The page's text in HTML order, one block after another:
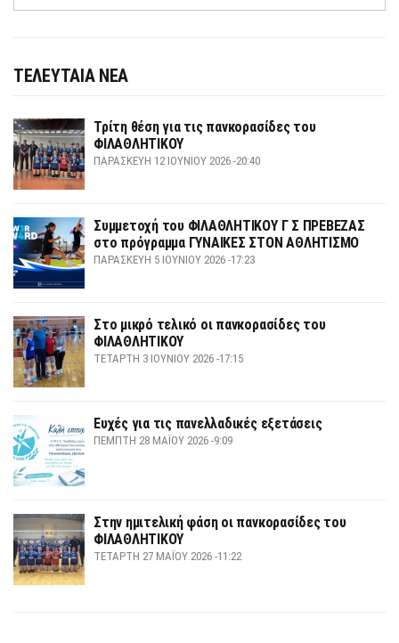
ΤΕΛΕΥΤΑΙΑ ΝΕΑ
Τρίτη θέση για τις πανκορασίδες του
ΦΙΛΑΘΛΗΤΙΚΟΥ
ΠΑΡΑΣΚΕΥΉ 12 ΙΟΥΝΊΟΥ 2026 -20:40
Συμμετοχή του ΦΙΛΑΘΛΗΤΙΚΟΥ Γ Σ ΠΡΕΒΕΖΑΣ
στο πρόγραμμα ΓΥΝΑΙΚΕΣ ΣΤΟΝ ΑΘΛΗΤΙΣΜΟ
ΠΑΡΑΣΚΕΥΉ 5 ΙΟΥΝΊΟΥ 2026 -17:23
Στο μικρό τελικό οι πανκορασίδες του
ΦΙΛΑΘΛΗΤΙΚΟΥ
ΤΕΤΆΡΤΗ 3 ΙΟΥΝΊΟΥ 2026 -17:15
Ευχές για τις πανελλαδικές εξετάσεις
ΠΈΜΠΤΗ 28 ΜΑΪ́ΟΥ 2026 -9:09
Στην ημιτελική φάση οι πανκορασίδες του
ΦΙΛΑΘΛΗΤΙΚΟΥ
ΤΕΤΆΡΤΗ 27 ΜΑΪ́ΟΥ 2026 -11:22